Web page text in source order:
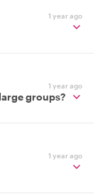
1 year ago
1 year ago
groups?
1 year ago